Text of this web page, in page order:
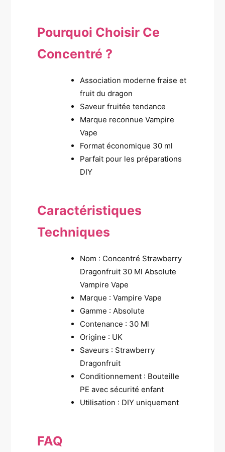
Pourquoi Choisir Ce
Concentré ?
Association moderne fraise et
fruit du dragon
Saveur fruitée tendance
Marque reconnue Vampire
Vape
Format économique 30 ml
Parfait pour les préparations
DIY
Caractéristiques
Techniques
Nom : Concentré Strawberry
Dragonfruit 30 Ml Absolute
Vampire Vape
Marque : Vampire Vape
Gamme : Absolute
Contenance : 30 Ml
Origine : UK
Saveurs : Strawberry
Dragonfruit
Conditionnement : Bouteille
PE avec sécurité enfant
Utilisation : DIY uniquement
FAQ